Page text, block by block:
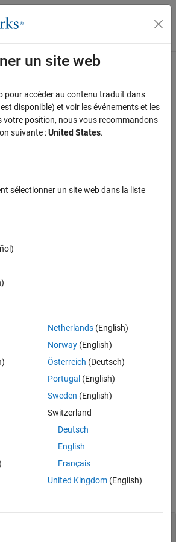
l'affichage du menu
par traduction automatique. Cliquez ici
de la page
=
] = edgeConstraints(poseGraph
matrices d'informations pour chaque arête.
est l'inverse de la covariance de la
edgeIDs
spécifiés.
les fermetures de
du graphique de pose
un site web
pour accéder au contenu traduit dans
disponible) et voir les événements et les
votre position, nous vous recommandons
suivante :United States.
sélectionner un site web dans la liste
Netherlands(English)
Norway(English)
Österreich (Deutsch)
Portugal (English)
Sweden (English)
Switzerland
Deutsch
English
Français
United Kingdom(English)